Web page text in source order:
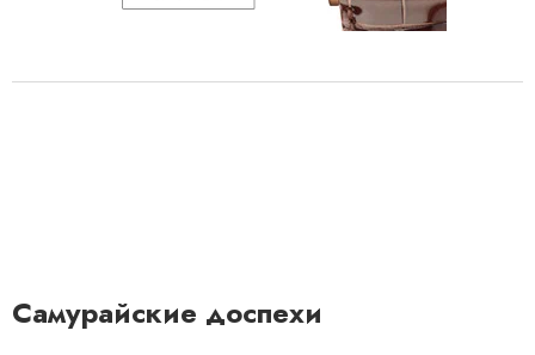
Самурайские доспехи